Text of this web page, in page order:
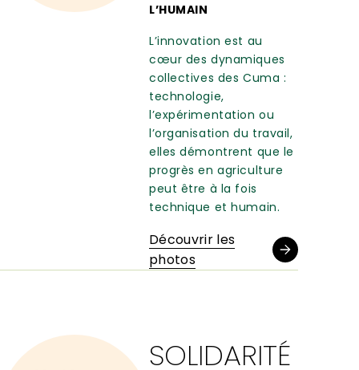
L’HUMAIN
L’innovation est au
cœur des dynamiques
collectives des Cuma :
technologie,
l’expérimentation ou
l’organisation du travail,
elles démontrent que le
progrès en agriculture
peut être à la fois
technique et humain.
Découvrir les
photos
SOLIDARITÉ